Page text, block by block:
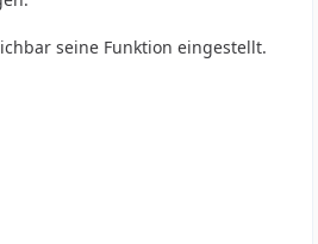
seine Funktion eingestellt.